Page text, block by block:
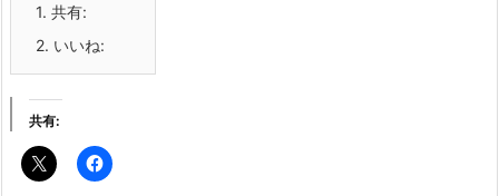
1. 共有:
2. いいね:
共有: